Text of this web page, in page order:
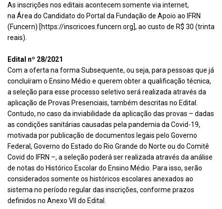
As inscrições nos editais acontecem somente via internet,
na Área do Candidato do Portal da Fundação de Apoio ao IFRN
(Funcern) [https://inscricoes.funcern.org], ao custo de R$ 30 (trinta
reais).
Edital nº 28/2021
Com a oferta na forma Subsequente, ou seja, para pessoas que já
concluíram o Ensino Médio e querem obter a qualificação técnica,
a seleção para esse processo seletivo será realizada através da
aplicação de Provas Presenciais, também descritas no Edital.
Contudo, no caso da inviabilidade da aplicação das provas – dadas
as condições sanitárias causadas pela pandemia da Covid-19,
motivada por publicação de documentos legais pelo Governo
Federal, Governo do Estado do Rio Grande do Norte ou do Comitê
Covid do IFRN –, a seleção poderá ser realizada através da análise
de notas do Histórico Escolar do Ensino Médio . Para isso, serão
considerados somente os históricos escolares anexados ao
sistema no período regular das inscrições, conforme prazos
definidos no Anexo VII do Edital.